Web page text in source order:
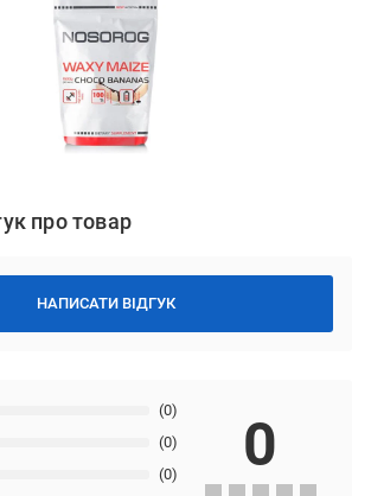
про товар
НАПИСАТИ ВІДГУК
(0)
(0)
(0)
0